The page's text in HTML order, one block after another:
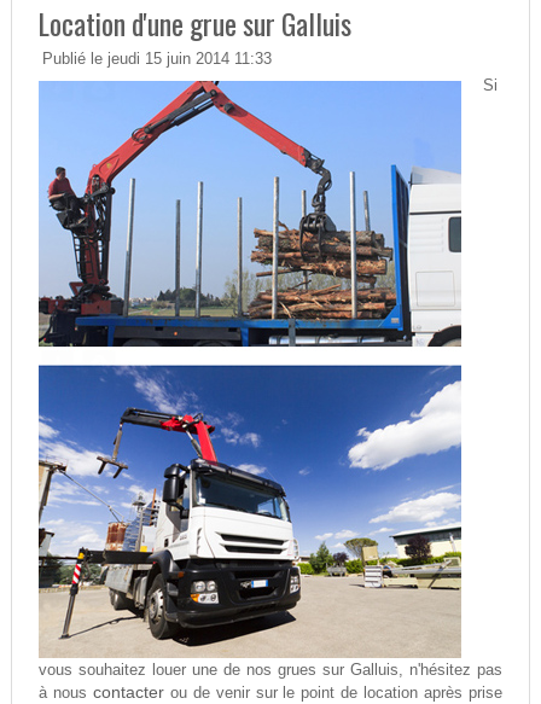
Location d'une grue sur Galluis
Publié le jeudi 15 juin 2014 11:33
Si
vous souhaitez louer une de nos grues sur Galluis, n'hésitez pas
à nous contacterou de venir sur le point de location après prise